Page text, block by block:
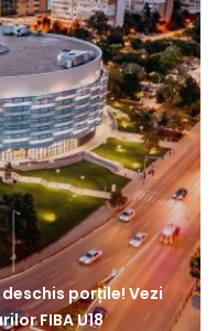
porțile! Vezi
FIBA U18